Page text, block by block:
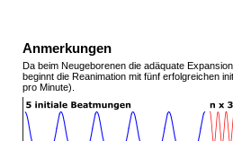
Anmerkungen
Da beim Neugeborenen die adäquate
beginnt die Reanimation mit fünf erfolgreichen
pro Minute).